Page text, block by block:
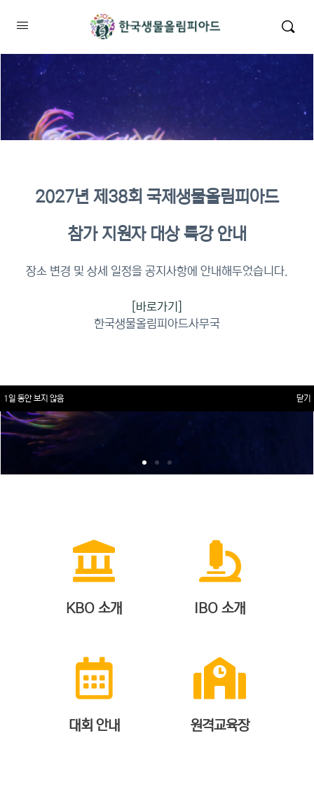
이수증명서 확인 바로가기
KBO 소개 IBO 소개
대회 안내 원격교육장
2027년 제38회 국제생물올림피아드
참가 지원자 대상 특강 안내
장소 변경 및 상세 일정을 공지사항에 안내해두었습니다.
[바로가기]
한국생물올림피아드사무국
1일 동안 보지 않음 닫기